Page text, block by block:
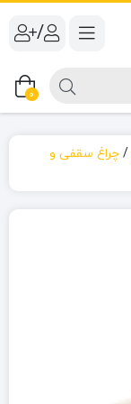
/
0
/ چراغ سقفی و